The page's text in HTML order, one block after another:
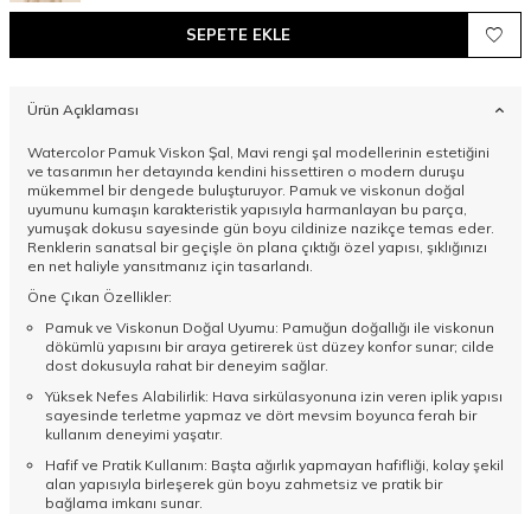
SEPETE EKLE
Ürün Açıklaması
Watercolor Pamuk Viskon Şal, Mavi rengi şal modellerinin estetiğini
ve tasarımın her detayında kendini hissettiren o modern duruşu
mükemmel bir dengede buluşturuyor. Pamuk ve viskonun doğal
uyumunu kumaşın karakteristik yapısıyla harmanlayan bu parça,
yumuşak dokusu sayesinde gün boyu cildinize nazikçe temas eder.
Renklerin sanatsal bir geçişle ön plana çıktığı özel yapısı, şıklığınızı
en net haliyle yansıtmanız için tasarlandı.
Öne Çıkan Özellikler:
Pamuk ve Viskonun Doğal Uyumu: Pamuğun doğallığı ile viskonun
dökümlü yapısını bir araya getirerek üst düzey konfor sunar; cilde
dost dokusuyla rahat bir deneyim sağlar.
Yüksek Nefes Alabilirlik: Hava sirkülasyonuna izin veren iplik yapısı
sayesinde terletme yapmaz ve dört mevsim boyunca ferah bir
kullanım deneyimi yaşatır.
Hafif ve Pratik Kullanım: Başta ağırlık yapmayan hafifliği, kolay şekil
alan yapısıyla birleşerek gün boyu zahmetsiz ve pratik bir
bağlama imkanı sunar.